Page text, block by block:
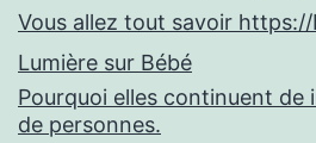
Vous allez tout savoir
Lumière sur Bébé
Pourquoi elles continuent de
de personnes.